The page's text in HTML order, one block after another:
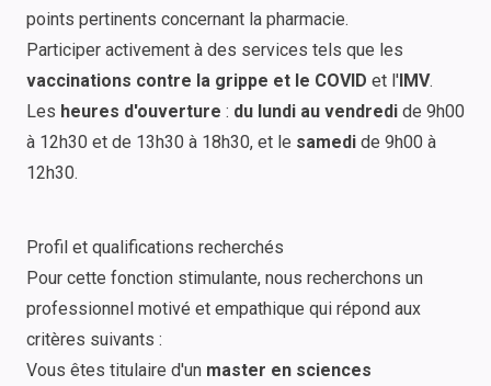
points pertinents concernant la pharmacie.
Participer activement à des services tels que les
vaccinations contre la grippe et le COVID et l'IMV.
Les heures d'ouverture : du lundi au vendredi de 9h00
à 12h30 et de 13h30 à 18h30, et le samedi de 9h00 à
12h30.
Profil et qualifications recherchés
Pour cette fonction stimulante, nous recherchons un
professionnel motivé et empathique qui répond aux
critères suivants :
Vous êtes titulaire d'un master en sciences